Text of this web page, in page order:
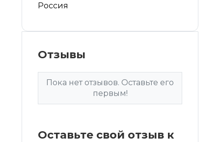
Россия
Отзывы
Пока нет отзывов. Оставьте его
первым!
Оставьте свой отзыв к